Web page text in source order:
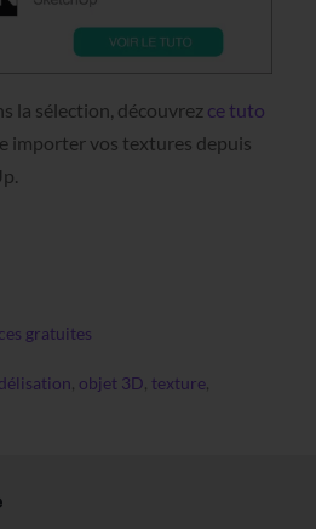
la sélection, découvrez ce tuto
importer vos textures depuis
gratuites
objet 3D texture,